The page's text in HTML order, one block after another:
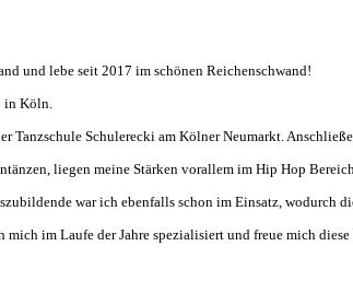
und lebe seit 2017 im schönen Reichenschwand!
in Köln.
Tanzschule Schulerecki am Kölner Neumarkt.
liegen meine Stärken vorallem im Hip Hop
war ich ebenfalls schon im Einsatz, wodurch
mich im Laufe der Jahre spezialisiert und freue mich